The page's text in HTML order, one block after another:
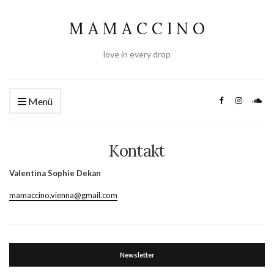
M A M A C C I N O
love in every drop
Menü
Kontakt
Valentina Sophie Dekan
mamaccino.vienna@gmail.com
Newsletter